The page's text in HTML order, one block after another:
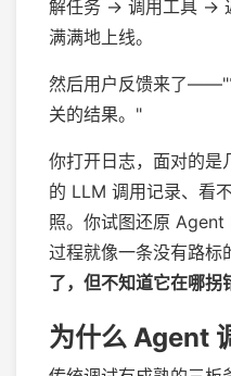
解任务 → 调用工具 →
满满地上线。
然后用户反馈来了——"
关的结果。"
你打开日志，面对的是
的 LLM 调用记录、看
照。你试图还原
过程就像一条没有路
了，但不知道它在哪拐
为什么 Agent